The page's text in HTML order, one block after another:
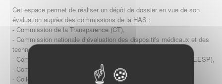
Cet espace permet de réaliser un dépôt de dossier en vue de son
évaluation auprès des commissions de la HAS :
- Commission de la Transparence (CT),
- Commission nationale d’évaluation des dispositifs médicaux et des
technologies de santé (CNEDiMTS),
- Commission d'évaluation économique et de santé publique (CEESP),
- Commission technique des vaccinations (CTV)
- Collège HAS (Forfait innovation : DM, DM-DIV, actes)